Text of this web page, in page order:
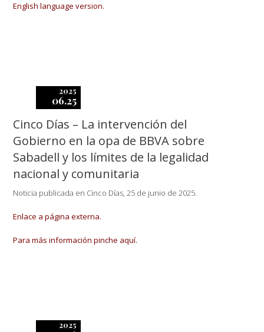
English language version.
2025
06.25
Cinco Días – La intervención del
Gobierno en la opa de BBVA sobre
Sabadell y los límites de la legalidad
nacional y comunitaria
Noticia publicada en Cinco Días, 25 de junio de 2025.
Enlace a página externa.
Para más información pinche aquí.
2025